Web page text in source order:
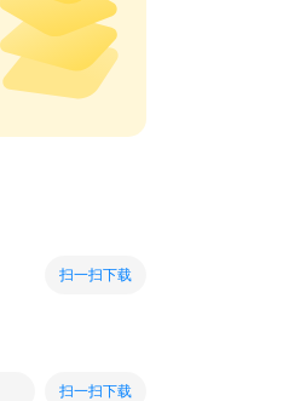
扫一扫下载
扫一扫下载